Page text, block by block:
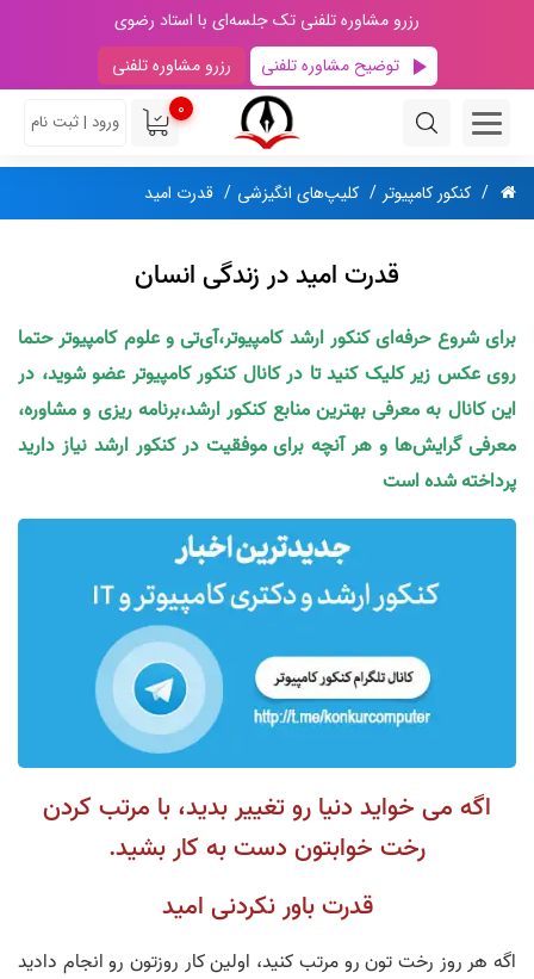
رزرو مشاوره تلفنی تک جلسه‌ای با استاد رضوی
توضیح مشاوره تلفنی
رزرو مشاوره تلفنی
0
ورود | ثبت نام
کنکور کامپیوتر کلیپ‌های انگیزشی قدرت امید
قدرت امید در زندگی انسان
برای شروع حرفه‌ای کنکور ارشد کامپیوتر،آی‌تی و علوم کامپیوتر حتما
روی عکس زیر کلیک کنید تا در کانال کنکور کامپیوتر عضو شوید، در
این کانال به معرفی بهترین منابع کنکور ارشد،برنامه ریزی و مشاوره،
معرفی گرایش‌ها و هر آنچه برای موفقیت در کنکور ارشد نیاز دارید
پرداخته شده است
اگه می خواید دنیا رو تغییر بدید، با مرتب کردن
رخت خوابتون دست به کار بشید.
قدرت باور نکردنی امید
اگه هر روز رخت تون رو مرتب کنید، اولین کار روزتون رو انجام دادید